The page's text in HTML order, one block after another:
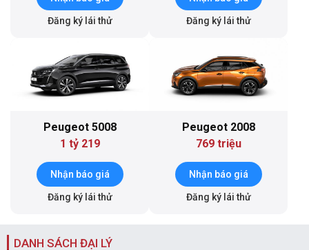
Đăng ký lái thử Đăng ký lái thử
Peugeot 5008
1 tỷ 219
Nhận báo giá
Đăng ký lái thử
Peugeot 2008
769 triệu
Nhận báo giá
Đăng ký lái thử
DANH SÁCH ĐẠI LÝ